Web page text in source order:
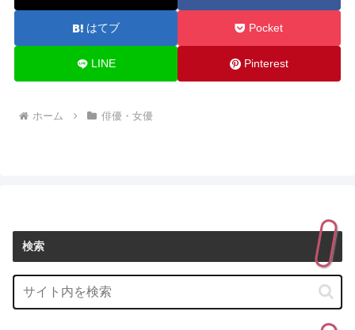
はてブ Pocket
LINE Pinterest
ホーム 俳優・女優
検索